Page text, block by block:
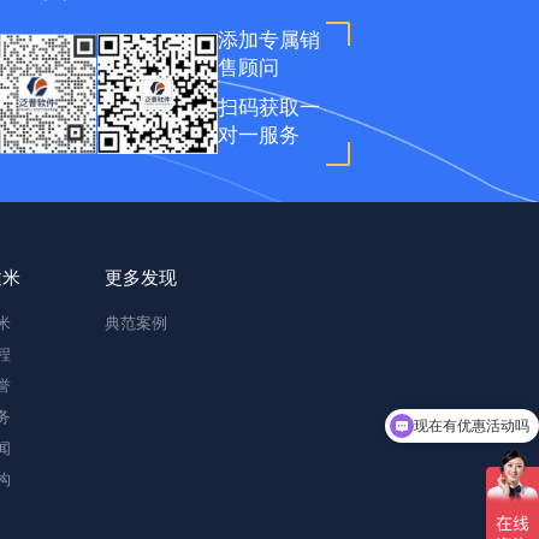
添加专属销
售顾问
扫码获取一
对一服务
更多发现
典范案例
现在有优惠活动吗